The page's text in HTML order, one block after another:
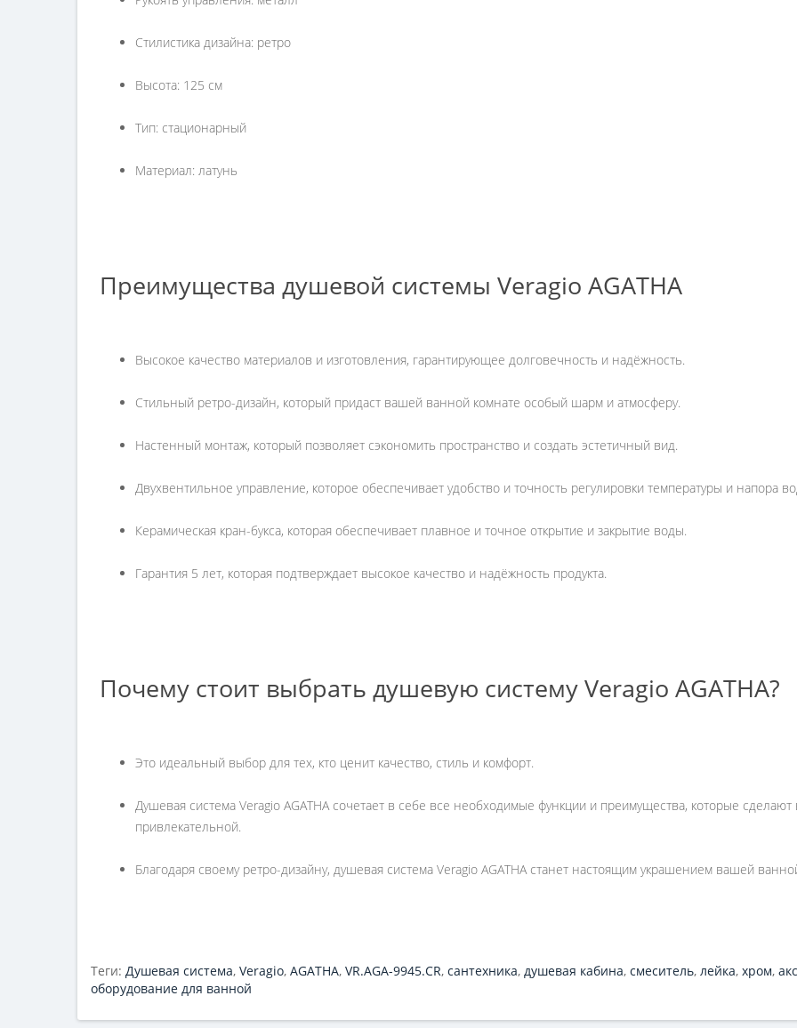
Стилистика дизайна: ретро
Высота: 125 см
Тип: стационарный
Материал: латунь
Преимущества душевой системы Veragio AGATHA
Высокое качество материалов и изготовления, гарантирующее долговечность и надёжность.
Стильный ретро-дизайн, который придаст вашей ванной комнате особый шарм и атмосферу.
Настенный монтаж, который позволяет сэкономить пространство и создать эстетичный вид.
Двухвентильное управление, которое обеспечивает удобство и точность регулировки температуры и напора
Керамическая кран-букса, которая обеспечивает плавное и точное открытие и закрытие воды.
Гарантия 5 лет, которая подтверждает высокое качество и надёжность продукта.
Почему стоит выбрать душевую систему Veragio AGATHA?
Это идеальный выбор для тех, кто ценит качество, стиль и комфорт.
Душевая система Veragio AGATHA сочетает в себе все необходимые функции и преимущества, которые
привлекательной.
Благодаря своему ретро-дизайну, душевая система Veragio AGATHA станет настоящим украшением вашей
Теги: Душевая система, Veragio, AGATHA, VR.AGA-9945.CR, сантехника, душевая кабина, смеситель, лейка, хром,
оборудование для ванной